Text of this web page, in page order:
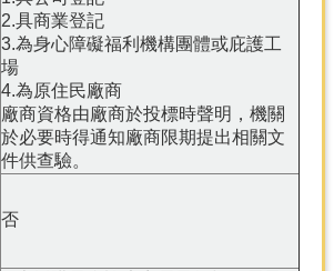
2.具商業登記
3.為身心障礙福利機構團體或庇護工
場
4.為原住民廠商
廠商資格由廠商於投標時聲明，機關
於必要時得通知廠商限期提出相關文
件供查驗。
否